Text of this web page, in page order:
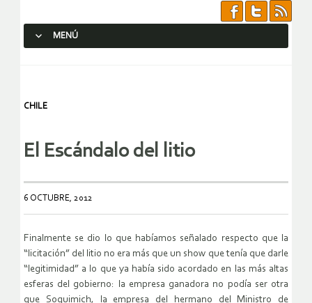
MENÚ
CHILE
El Escándalo del litio
6 OCTUBRE, 2012
Finalmente se dio lo que habíamos señalado respecto que la
“licitación” del litio no era más que un show que tenía que darle
“legitimidad” a lo que ya había sido acordado en las más altas
esferas del gobierno: la empresa ganadora no podía ser otra
que Soquimich, la empresa del hermano del Ministro de